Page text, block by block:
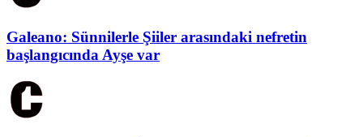
Galeano: Sünnilerle Şiiler arasındaki nefretin
başlangıcında Ayşe var